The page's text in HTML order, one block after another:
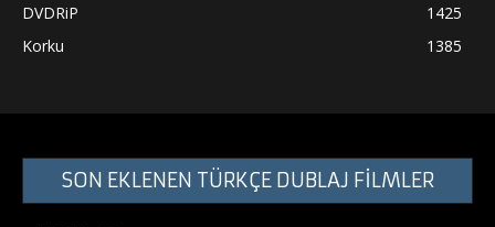
DVDRiP
1425
Korku
1385
SON EKLENEN TÜRKÇE DUBLAJ FİLMLER